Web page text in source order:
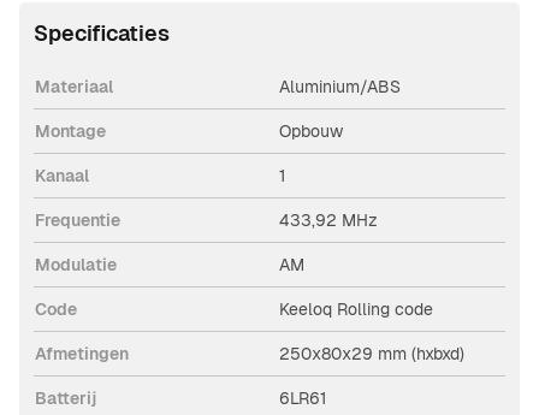
6LR61 batterij.
Specificaties
Materiaal Aluminium/ABS
Montage Opbouw
Kanaal 1
Frequentie 433,92 MHz
Modulatie AM
Code Keeloq Rolling code
Afmetingen 250x80x29 mm (hxbxd)
Batterij 6LR61